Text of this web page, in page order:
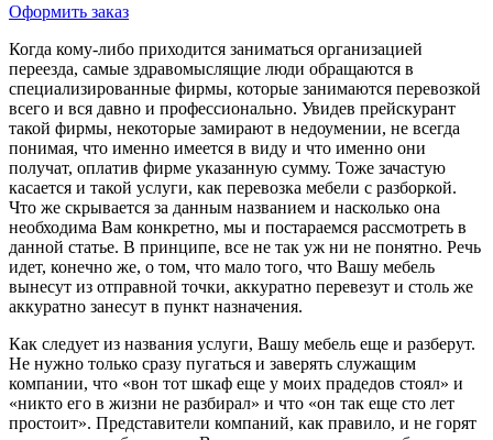
Оформить заказ
Когда кому-либо приходится заниматься организацией
переезда, самые здравомыслящие люди обращаются в
специализированные фирмы, которые занимаются перевозкой
всего и вся давно и профессионально. Увидев прейскурант
такой фирмы, некоторые замирают в недоумении, не всегда
понимая, что именно имеется в виду и что именно они
получат, оплатив фирме указанную сумму. Тоже зачастую
касается и такой услуги, как перевозка мебели с разборкой.
Что же скрывается за данным названием и насколько она
необходима Вам конкретно, мы и постараемся рассмотреть в
данной статье. В принципе, все не так уж ни не понятно. Речь
идет, конечно же, о том, что мало того, что Вашу мебель
вынесут из отправной точки, аккуратно перевезут и столь же
аккуратно занесут в пункт назначения.
Как следует из названия услуги, Вашу мебель еще и разберут.
Не нужно только сразу пугаться и заверять служащим
компании, что «вон тот шкаф еще у моих прадедов стоял» и
«никто его в жизни не разбирал» и что «он так еще сто лет
простоит». Представители компаний, как правило, и не горят